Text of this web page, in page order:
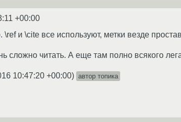
+00:00
\ref и \cite все используют, метки везде
сложно читать. А еще там полно всякого
10:47:20 +00:00) автор топика